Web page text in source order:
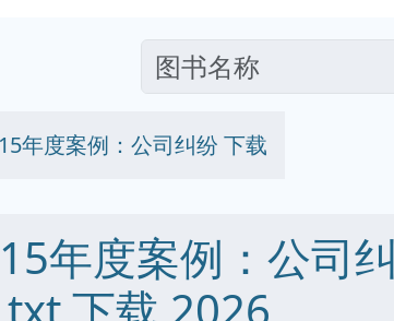
年度案例：公司纠纷 下载
年度案例：公司